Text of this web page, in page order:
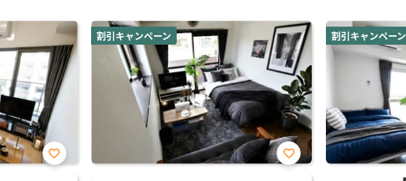
お気
割引キャンペーン
お気
割引キャンペーン